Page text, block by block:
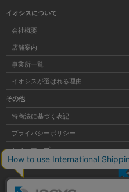
イオシスについて
会社概要
店舗案内
事業所一覧
イオシスが選ばれる理由
その他
特商法に基づく表記
プライバシーポリシー
サイトマップ